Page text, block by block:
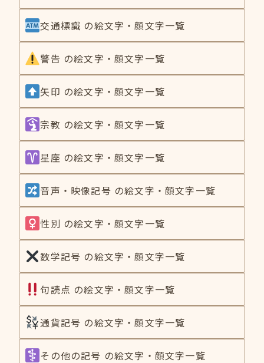
交通標識 の絵文字・顔文字一覧
警告 の絵文字・顔文字一覧
矢印 の絵文字・顔文字一覧
宗教 の絵文字・顔文字一覧
星座 の絵文字・顔文字一覧
音声・映像記号 の絵文字・顔文字一覧
性別 の絵文字・顔文字一覧
数学記号 の絵文字・顔文字一覧
句読点 の絵文字・顔文字一覧
通貨記号 の絵文字・顔文字一覧
その他の記号 の絵文字・顔文字一覧